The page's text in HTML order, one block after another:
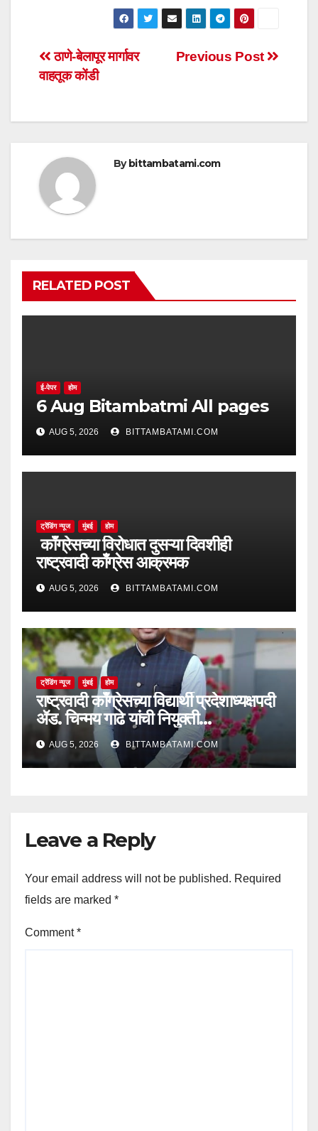
s
A
p
e
b
o
tt
er
ail ar
e
Post
navigation
Previous Post
ठाणे-बेलापूर मार्गावर
वाहतूक कोंडी
Bybittambatami.com
RELATED POST
ई-पेपर होम
6 Aug Bitambatmi All pages
AUG 5, 2026 BITTAMBATAMI.COM
ट्रेंडिंग न्यूज मुंबई होम
काँग्रेसच्या विरोधात दुसऱ्या दिवशीही
राष्ट्रवादी काँग्रेस आक्रमक
AUG 5, 2026 BITTAMBATAMI.COM
ट्रेंडिंग न्यूज मुंबई होम
राष्ट्रवादी काँग्रेसच्या विद्यार्थी प्रदेशाध्यक्षपदी
ॲड. चिन्मय गाढे यांची नियुक्ती…
AUG 5, 2026 BITTAMBATAMI.COM
Leave a Reply
Your email address will not be published. Required
fields are marked *
Comment*